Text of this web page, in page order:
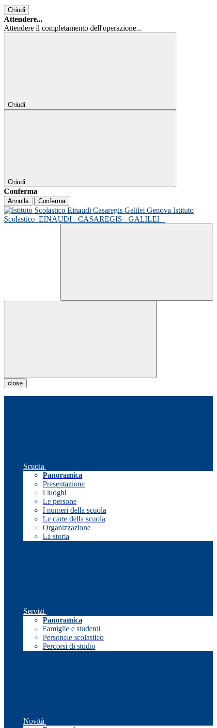
Chiudi
Attendere...
Attendere il completamento dell'operazione...
Chiudi
Chiudi
Conferma
Annulla Conferma
Istituto
Scolastico EINAUDI - CASAREGIS - GALILEI
close
Scuola
Panoramica
Presentazione
I luoghi
Le persone
I numeri della scuola
Le carte della scuola
Organizzazione
La storia
Servizi
Panoramica
Famiglie e studenti
Personale scolastico
Percorsi di studio
Novità